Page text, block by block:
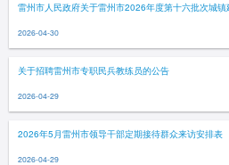
雷州市人民政府关于雷州市2026年度第十六批次城
2026-04-30
关于招聘雷州市专职民兵教练员的公告
2026-04-29
2026年5月雷州市领导干部定期接待群众来访安排表
2026-04-29